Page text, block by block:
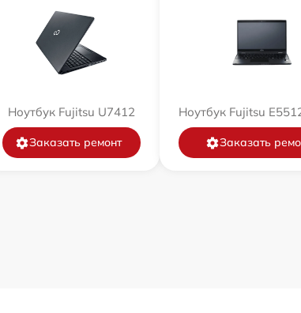
Ноутбук Fujitsu U7412
Заказать ремонт
Ноутбук Fujitsu
Заказать